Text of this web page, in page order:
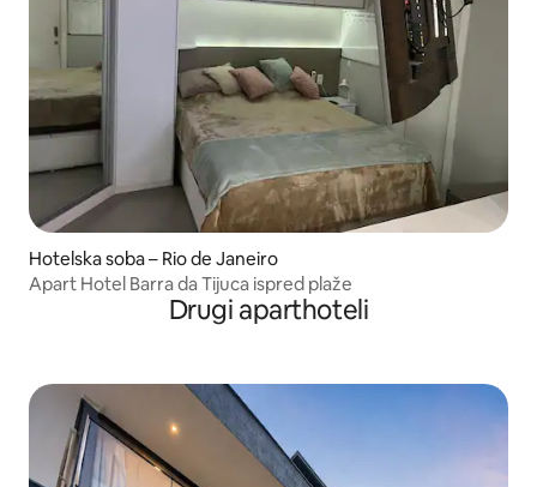
Hotelska soba – Rio de Janeiro
Apart Hotel Barra da Tijuca ispred plaže
Drugi aparthoteli